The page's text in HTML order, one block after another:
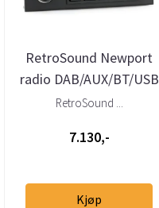
RetroSound Newport
radio DAB/AUX/BT/USB
GM (1982 - 1991)
RetroSound ...
7.130,-
Kjøp